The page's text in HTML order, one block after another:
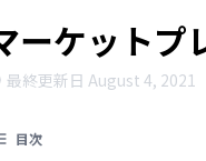
ーケットプ
最終更新日 August 4, 2021
目次